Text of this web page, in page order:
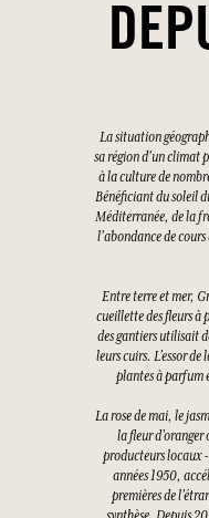
La situation
sa région d'un climat
à la culture de
Bénéficiant du soleil
Méditerranée, de la
l'abondance de
Entre terre et mer,
cueillette des fleurs
des gantiers utilisait
leurs cuirs. L’essor
plantes à parfum
La rose de mai, le
la fleur
producteurs locaux
années 1950,
premières de